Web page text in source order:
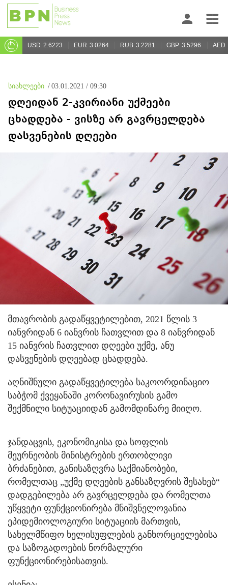
USD 2.6223 EUR 3.0264 RUB 3.2281 GBP 3.5296 AED
სიახლეები / 03.01.2021 / 09:30
დღეიდან 2-კვირიანი უქმეები
ცხადდება - ვისზე არ გავრცელდება
დასვენების დღეები
მთავრობის გადაწყვეტილებით, 2021 წლის 3
იანვრიდან 6 იანვრის ჩათვლით და 8 იანვრიდან
15 იანვრის ჩათვლით დღეები უქმე, ანუ
დასვენების დღეებად ცხადდება.
აღნიშნული გადაწყვეტილება საკოორდინაციო
საბჭომ ქვეყანაში კორონავირუსის გამო
შექმნილი სიტუაციიდან გამომდინარე მიიღო.
ჯანდაცვის, ეკონომიკისა და სოფლის
მეურნეობის მინისტრების ერთობლივი
ბრძანებით, განისაზღვრა საქმიანობები,
რომელთაც „უქმე დღეების განსაზღვრის შესახებ“
დადგებილება არ გავრცელდება და რომელთა
უწყვეტი ფუნქციონირება მნიშვნელოვანია
ეპიდემიოლოგიური სიტუაციის მართვის,
სახელმწიფო ხელისუფლების განხორციელებისა
და საზოგადოების ნორმალური
ფუნქციონირებისათვის.